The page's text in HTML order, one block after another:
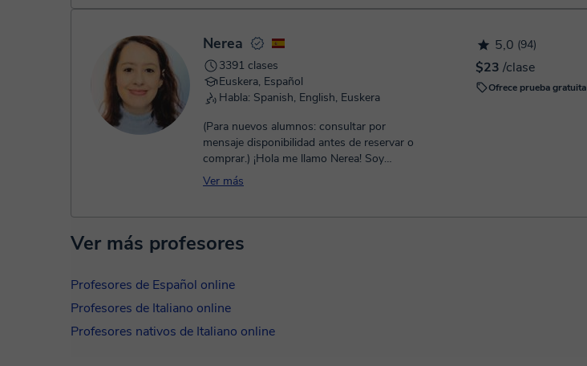
5,0 (94)
$23 /clase
Ofrece prueba gratuita
Nerea
3391 clases
Euskera, Español
Habla: Spanish, English, Euskera
(Para nuevos alumnos: consultar por
mensaje disponibilidad antes de reservar o
comprar.) ¡Hola me llamo Nerea! Soy
maestra e imparto clases particula...
Ver más
Ver más profesores
Profesores de Español online
Profesores de Italiano online
Profesores nativos de Italiano online